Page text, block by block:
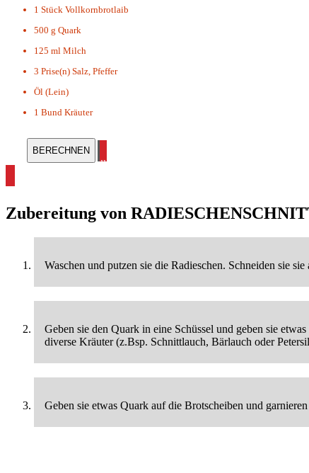
1 Stück Vollkornbrotlaib
500 g Quark
125 ml Milch
3 Prise(n) Salz, Pfeffer
Öl (Lein)
1 Bund Kräuter
alle Radieschen Rezepte ansehen
Zubereitung von
Waschen und putzen sie die Radieschen. Schneiden sie
Geben sie den Quark in eine Schüssel und geben sie
diverse Kräuter (z.Bsp. Schnittlauch, Bärlauch oder
Geben sie etwas Quark auf die Brotscheiben und